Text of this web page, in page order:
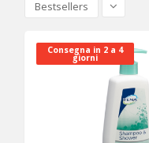
Bestsellers
Consegna in 2 a 4
giorni